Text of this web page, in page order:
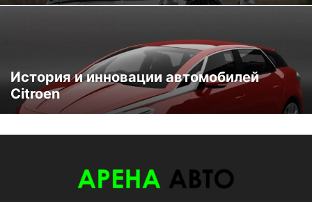
История и инновации автомобилей
Citroen